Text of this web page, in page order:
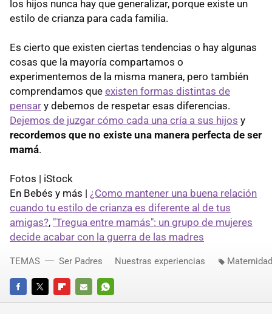
los hijos nunca hay que generalizar, porque existe un
estilo de crianza para cada familia.
Es cierto que existen ciertas tendencias o hay algunas
cosas que la mayoría compartamos o
experimentemos de la misma manera, pero también
comprendamos que existen formas distintas de
pensar y debemos de respetar esas diferencias.
Dejemos de juzgar cómo cada una cría a sus hijos y
recordemos que no existe una manera perfecta de ser
mamá.
Fotos | iStock
En Bebés y más | ¿Como mantener una buena relación
cuando tu estilo de crianza es diferente al de tus
amigas?, "Tregua entre mamás": un grupo de mujeres
decide acabar con la guerra de las madres
FACEBOOKTWITTERFLIPBOARD
E-
WHATSAPP
TEMAS Ser Padres Nuestras experiencias Maternidad